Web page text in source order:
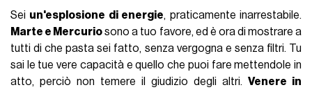
Sei un'esplosione di energie, praticamente inarrestabile.
Marte e Mercuriosono a tuo favore, ed è ora di mostrare a
tutti di che pasta sei fatto, senza vergogna e senza filtri. Tu
sai le tue vere capacità e quello che puoi fare mettendole in
atto, perciò non temere il giudizio degli altri. Venere in